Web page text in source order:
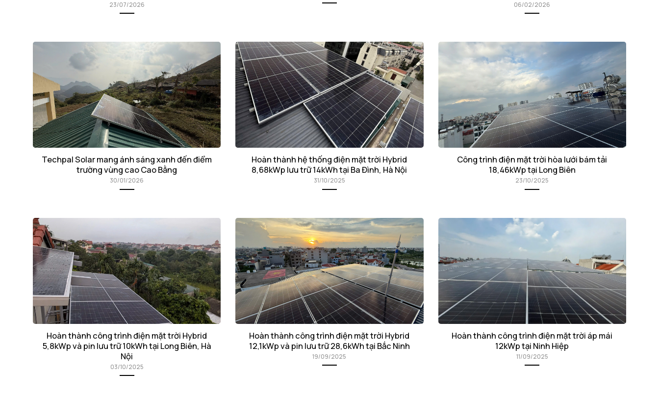
23/07/2026 06/02/2026
Techpal Solar mang ánh sáng xanh đến điểm
trường vùng cao Cao Bằng
30/01/2026
Hoàn thành hệ thống điện mặt trời Hybrid
8,68kWp lưu trữ 14kWh tại Ba Đình, Hà Nội
31/10/2025
Công trình điện mặt trời hòa lưới bám tải
18,46kWp tại Long Biên
23/10/2025
Hoàn thành công trình điện mặt trời Hybrid
5,8kWp và pin lưu trữ 10kWh tại Long Biên, Hà
Nội
03/10/2025
Hoàn thành công trình điện mặt trời Hybrid
12,1kWp và pin lưu trữ 28,6kWh tại Bắc Ninh
19/09/2025
Hoàn thành công trình điện mặt trời áp mái
12kWp tại Ninh Hiệp
11/09/2025